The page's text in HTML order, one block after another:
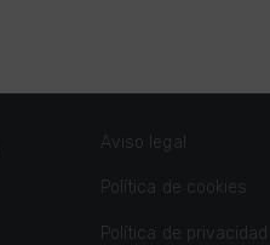
Aviso legal
Política de cookies
Política de privacidad